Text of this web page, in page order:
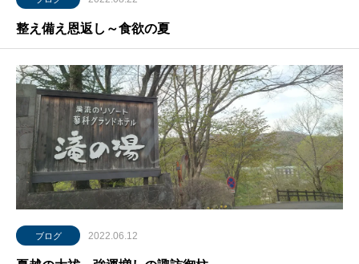
整え備え恩返し～食欲の夏
ブログ 2022.06.12